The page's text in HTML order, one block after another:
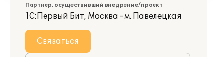
Партнер, осуществивший внедрение/проект
1С:Первый Бит, Москва - м. Павелецкая
Связаться